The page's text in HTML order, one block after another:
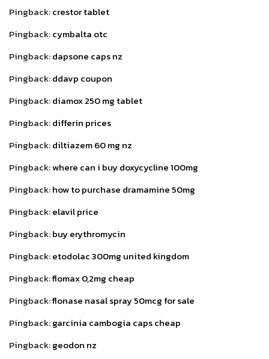
Pingback:crestor tablet
Pingback:cymbalta otc
Pingback:dapsone caps nz
Pingback:ddavp coupon
Pingback:diamox 250 mg tablet
Pingback:differin prices
Pingback:diltiazem 60 mg nz
Pingback:where can i buy doxycycline 100mg
Pingback:how to purchase dramamine 50mg
Pingback:elavil price
Pingback:buy erythromycin
Pingback:etodolac 300mg united kingdom
Pingback:flomax 0,2mg cheap
Pingback:flonase nasal spray 50mcg for sale
Pingback:garcinia cambogia caps cheap
Pingback:geodon nz